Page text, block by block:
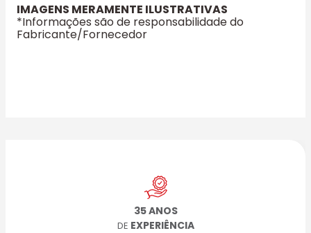
IMAGENS MERAMENTE ILUSTRATIVAS
*Informações são de responsabilidade do
Fabricante/Fornecedor
35 ANOS
DE EXPERIÊNCIA